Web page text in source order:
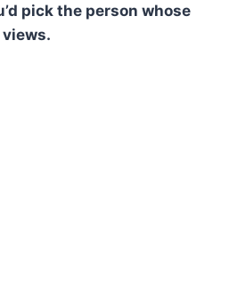
pick the person whose